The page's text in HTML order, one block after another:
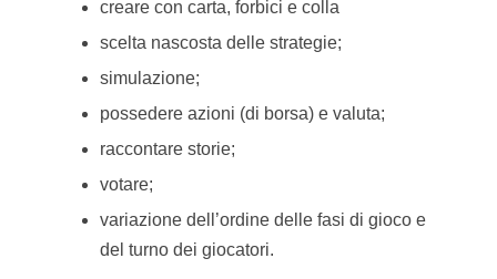
a sfidarsi e a giocare. La sfida può essere tra i
giocatori singoli, tra gruppi oppure contro un limite
come il tempo e le risorse.
I giochi che funzionano meglio in ambito agile
sono quelli legati a
sfide di gruppo
apprendimento dei temi agili.
premioè importante nel gioco. Dare un